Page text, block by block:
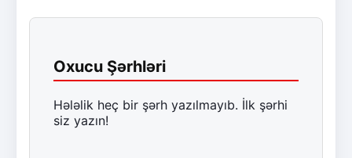
Oxucu Şərhləri
Hələlik heç bir şərh yazılmayıb. İlk şərhi
siz yazın!